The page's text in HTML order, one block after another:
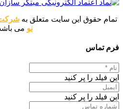
تمام حقوق این سایت متعلق به شرکت
نو می
فرم تماس
این فیلد را پر کنید
این فیلد را پر کنید